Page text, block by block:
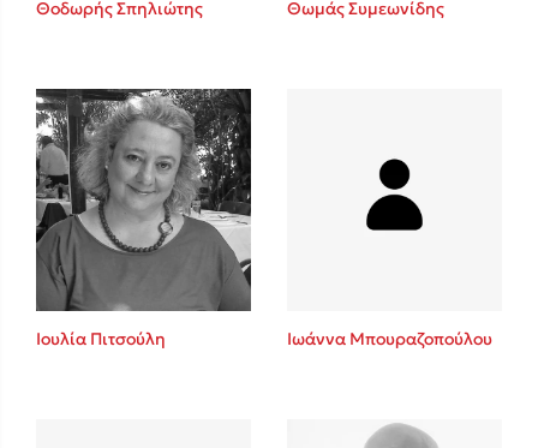
Sebastian Fitzek
Playlist
Θοδωρής Σπηλιώτης Θωμάς Συμεωνίδης
Ιουλία Πιτσούλη Ιωάννα Μπουραζοπούλου